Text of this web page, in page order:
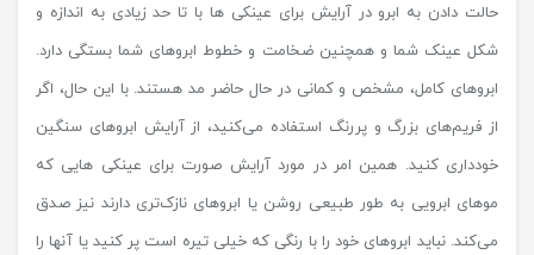
حالت دادن به ابرو در آرایش برای عینکی ها با تا حد زیادی به اندازه و
شکل عینک شما و همچنین ضخامت و خطوط ابروهای شما بستگی دارد.
ابروهای کامل، مشخص و کمانی در حال حاضر مد هستند. با این حال، اگر
از فریم‌های بزرگ و پررنگ استفاده می‌کنید، از آرایش ابروهای سنگین
خودداری کنید. همین امر در مورد آرایش صورت برای عینکی هایی که
موهای ابرویی به طور طبیعی روشن یا ابروهای نازک‌تری دارند نیز صدق
می‌کند. نباید ابروهای خود را با رنگی که خیلی تیره است پر کنید یا آنها را